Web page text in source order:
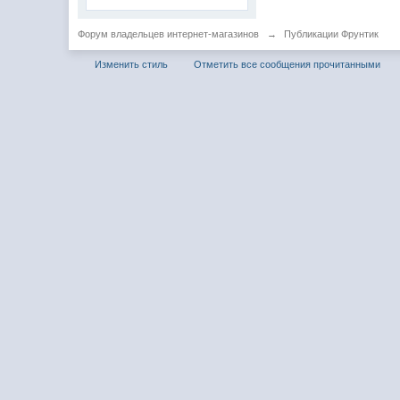
Форум владельцев интернет-магазинов → Публикации Фрунтик
Изменить стиль Отметить все сообщения прочитанными